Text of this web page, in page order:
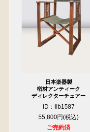
日本楽器製
楢材アンティーク
ディレクターチェアー
iD：ilb1587
55,800円
ご売約済